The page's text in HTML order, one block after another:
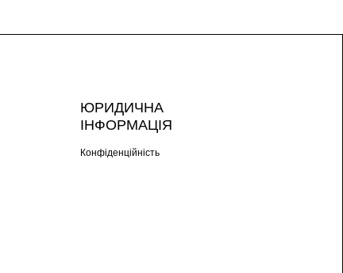
ЮРИДИЧНА
ІНФОРМАЦІЯ
Конфіденційність